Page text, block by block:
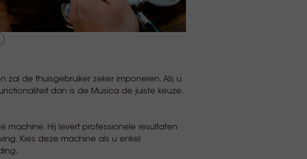
de thuisgebruiker zeker imponeren. Als u
dan is de Musica de juiste keuze.
machine. Hij levert professionele resultaten
Kies deze machine als u enkel